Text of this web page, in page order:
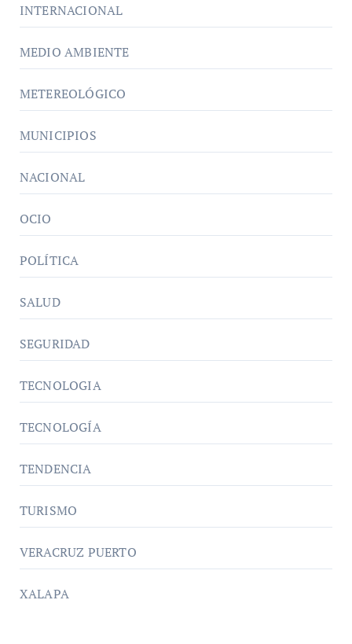
INTERNACIONAL
MEDIO AMBIENTE
METEREOLÓGICO
MUNICIPIOS
NACIONAL
OCIO
POLÍTICA
SALUD
SEGURIDAD
TECNOLOGIA
TECNOLOGÍA
TENDENCIA
TURISMO
VERACRUZ PUERTO
XALAPA